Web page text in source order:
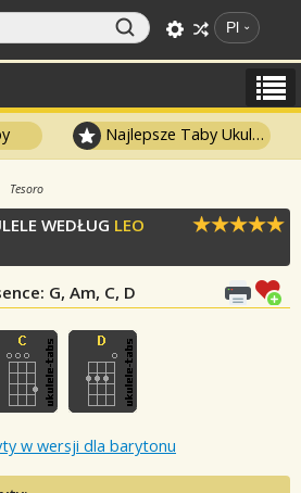
Pl
Najlepsze Taby Ukulele
Tesoro
WEDŁUG LEO
: G, Am, C, D
w wersji dla barytonu